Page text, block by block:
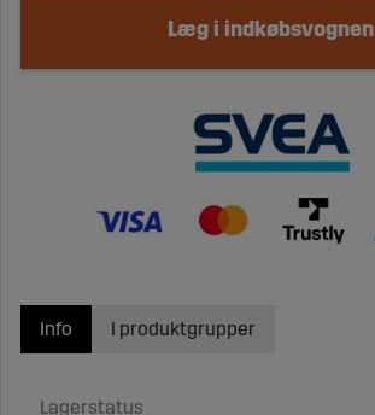
Læg i indkøbsvognen
Info
Lagerstatus
I produktgrupper